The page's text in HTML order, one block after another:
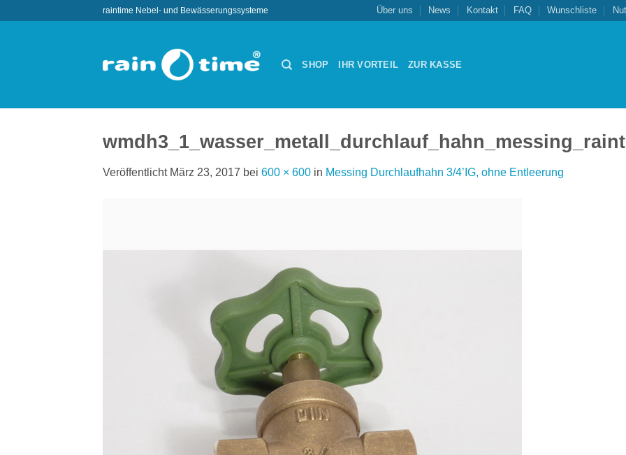
raintime Nebel- und Bewässerungssysteme Über uns News Kontakt FAQ Wunschliste
SHOP IHR VORTEIL ZUR KASSE
Veröffentlicht März 23, 2017 bei 600 × 600 in Messing Durchlaufhahn 3/4’IG, ohne Entleerung